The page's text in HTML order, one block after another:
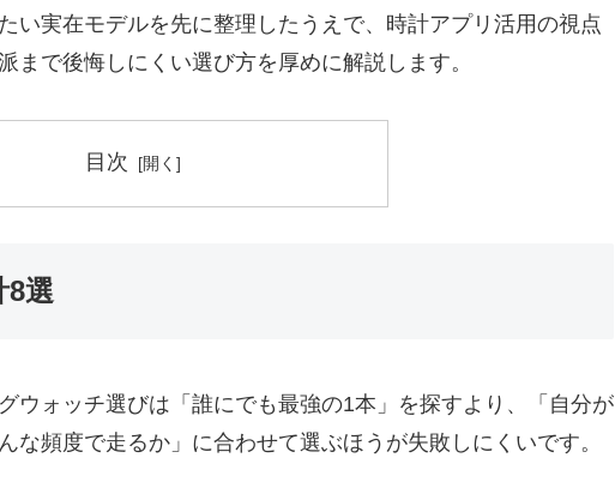
い実在モデルを先に整理したうえで、時計アプリ活用の視点
まで後悔しにくい選び方を厚めに解説します。
目次
8選
ウォッチ選びは「誰にでも最強の1本」を探すより、「自分が
な頻度で走るか」に合わせて選ぶほうが失敗しにくいです。